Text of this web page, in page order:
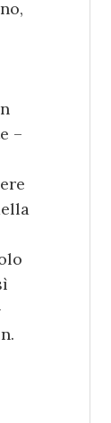
–